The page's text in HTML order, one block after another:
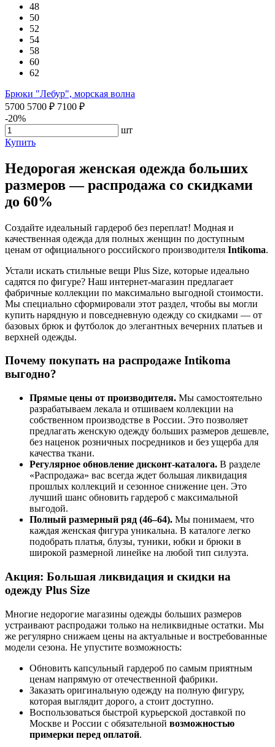
48
50
52
54
58
60
62
Брюки "Лебур", морская волна
5700 5700 ₽ 7100 ₽
-20%
шт
Купить
Недорогая женская одежда больших
размеров — распродажа со скидками
до 60%
Создайте идеальный гардероб без переплат! Модная и
качественная одежда для полных женщин по доступным
ценам от официального российского производителя Intikoma.
Устали искать стильные вещи Plus Size, которые идеально
садятся по фигуре? Наш интернет-магазин предлагает
фабричные коллекции по максимально выгодной стоимости.
Мы специально сформировали этот раздел, чтобы вы могли
купить нарядную и повседневную одежду со скидками — от
базовых брюк и футболок до элегантных вечерних платьев и
верхней одежды.
Почему покупать на распродаже Intikoma
выгодно?
Прямые цены от производителя. Мы самостоятельно
разрабатываем лекала и отшиваем коллекции на
собственном производстве в России. Это позволяет
предлагать женскую одежду больших размеров дешевле,
без наценок розничных посредников и без ущерба для
качества ткани.
Регулярное обновление дисконт-каталога. В разделе
«Распродажа» вас всегда ждет большая ликвидация
прошлых коллекций и сезонное снижение цен. Это
лучший шанс обновить гардероб с максимальной
выгодой.
Полный размерный ряд (46–64). Мы понимаем, что
каждая женская фигура уникальна. В каталоге легко
подобрать платья, блузы, туники, юбки и брюки в
широкой размерной линейке на любой тип силуэта.
Акция: Большая ликвидация и скидки на
одежду Plus Size
Многие недорогие магазины одежды больших размеров
устраивают распродажи только на неликвидные остатки. Мы
же регулярно снижаем цены на актуальные и востребованные
модели сезона. Не упустите возможность:
Обновить капсульный гардероб по самым приятным
ценам напрямую от отечественной фабрики.
Заказать оригинальную одежду на полную фигуру,
которая выглядит дорого, а стоит доступно.
Воспользоваться быстрой курьерской доставкой по
Москве и России с обязательной возможностью
примерки перед оплатой.